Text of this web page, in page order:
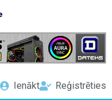
Ienākt Reģistrēties